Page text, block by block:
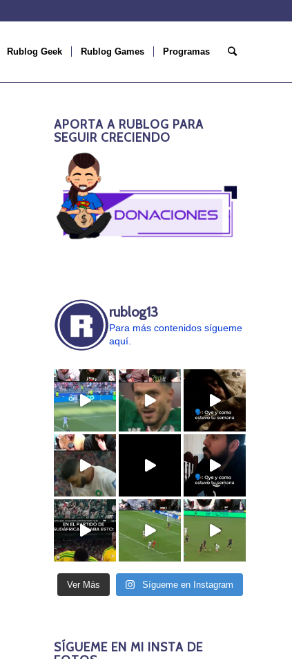
Rublog Geek Rublog Games Programas
APORTA A RUBLOG PARA
SEGUIR CRECIENDO
rublog13
Para más contenidos sígueme
aquí.
Ver Más Sígueme en Instagram
SÍGUEME EN MI INSTA DE